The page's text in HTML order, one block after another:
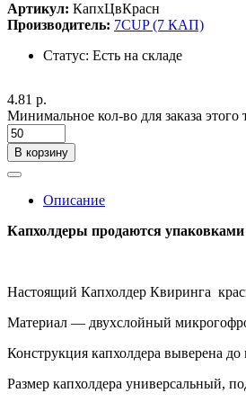
Артикул: КапхЦвКрасн
Производитель: 7CUP (7 КАП)
Статус: Есть на складе
4.81 р.
Минимальное кол-во для заказа этого
В корзину
Описание
Капхолдеры продаются
Настоящий Капхолдер Квиринга
Материал — двухслойный
Конструкция капхолдера выверена
Размер капхолдера универсальный,